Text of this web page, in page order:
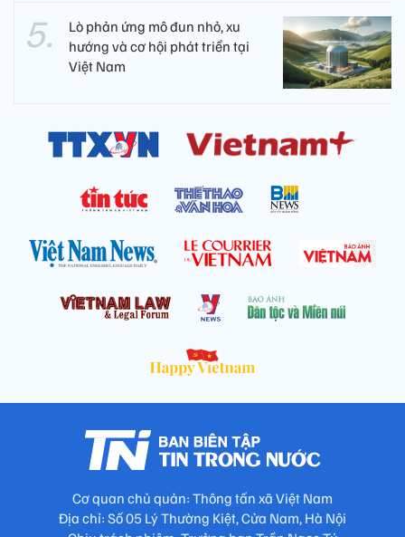
Lò phản ứng mô đun nhỏ, xu
hướng và cơ hội phát triển tại
Việt Nam
Cơ quan chủ quản: Thông tấn xã Việt Nam
Địa chỉ: Số 05 Lý Thường Kiệt, Cửa Nam, Hà Nội